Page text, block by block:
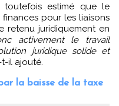
toutefois estimé que le
pour les liaisons
retenu juridiquement en
activement le travail
juridique solide et
t-il ajouté.
la baisse de la taxe